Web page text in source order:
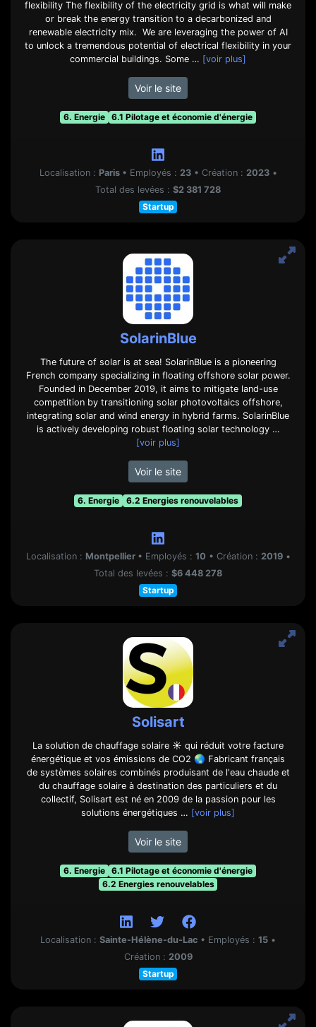
flexibility The flexibility of the electricity grid is what will make
or break the energy transition to a decarbonized and
renewable electricity mix. ‍ We are leveraging the power of AI
to unlock a tremendous potential of electrical flexibility in your
commercial buildings. Some … [voir plus]
Voir le site
6. Energie 6.1 Pilotage et économie d'énergie
Localisation : Paris • Employés : 23 • Création : 2023 •
Total des levées : $2 381 728
Startup
SolarinBlue
The future of solar is at sea! SolarinBlue is a pioneering
French company specializing in floating offshore solar power.
Founded in December 2019, it aims to mitigate land-use
competition by transitioning solar photovoltaics offshore,
integrating solar and wind energy in hybrid farms. SolarinBlue
is actively developing robust floating solar technology …
[voir plus]
Voir le site
6. Energie 6.2 Energies renouvelables
Localisation : Montpellier • Employés : 10 • Création : 2019 •
Total des levées : $6 448 278
Startup
Solisart
La solution de chauffage solaire ☀️ qui réduit votre facture
énergétique et vos émissions de CO2 🌏 Fabricant français
de systèmes solaires combinés produisant de l'eau chaude et
du chauffage solaire à destination des particuliers et du
collectif, Solisart est né en 2009 de la passion pour les
solutions énergétiques … [voir plus]
Voir le site
6. Energie
6.1 Pilotage et économie d'énergie
6.2 Energies renouvelables
Localisation : Sainte-Hélène-du-Lac • Employés : 15 •
Création : 2009
Startup